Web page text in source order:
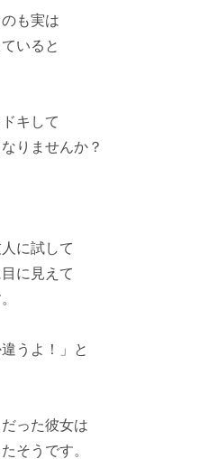
も実は
いると
ドキ して
りませんか？
に試して
目に見えて
違うよ！
」と
だった彼女は
そうです。